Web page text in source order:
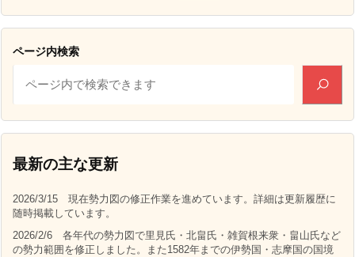
ページ内検索
最新の主な更新
2026/3/15 現在勢力図の修正作業を進めています。詳細は更新履歴に
随時掲載しています。
2026/2/6 各年代の勢力図で里見氏・北畠氏・雑賀根来衆・畠山氏など
の勢力範囲を修正しました。また1582年までの伊勢国・志摩国の国境